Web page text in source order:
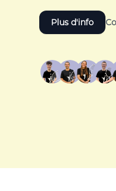
Plus d'info